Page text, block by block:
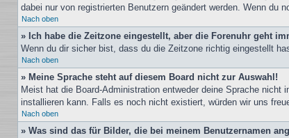
dabei nur von registrierten Benutzern geändert werden. Wenn
Nach oben
» Ich habe die Zeitzone eingestellt, aber die Forenuhr geht
Wenn du dir sicher bist, dass du die Zeitzone richtig eingestellt
Nach oben
» Meine Sprache steht auf diesem Board nicht zur Auswahl!
Meist hat die Board-Administration entweder deine Sprache
installieren kann. Falls es noch nicht existiert, würden wir uns
Nach oben
» Was sind das für Bilder, die bei meinem Benutzernamen